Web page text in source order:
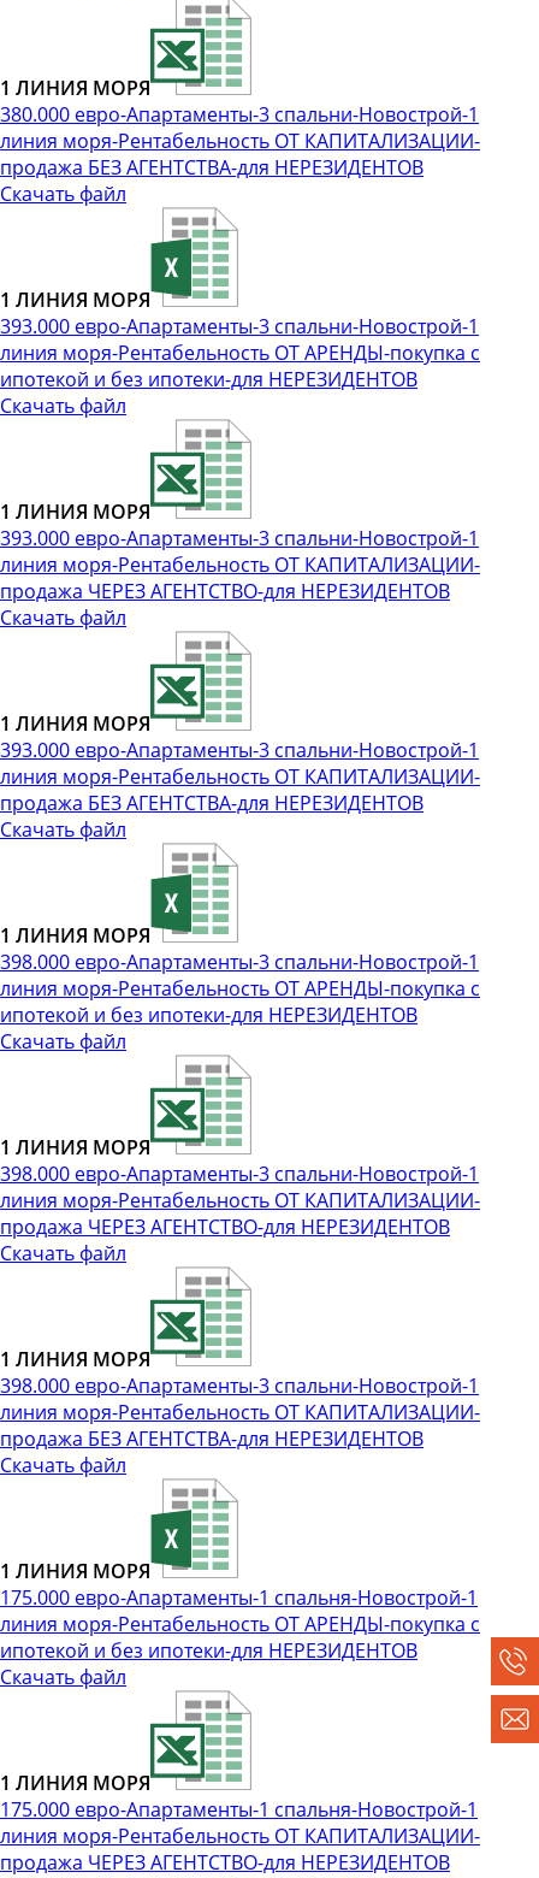
1 ЛИНИЯ МОРЯ
380.000 евро-Апартаменты-3 спальни-Новострой-1
линия моря-Рентабельность ОТ КАПИТАЛИЗАЦИИ-
продажа БЕЗ АГЕНТСТВА-для НЕРЕЗИДЕНТОВ
Скачать файл
1 ЛИНИЯ МОРЯ
393.000 евро-Апартаменты-3 спальни-Новострой-1
линия моря-Рентабельность ОТ АРЕНДЫ-покупка с
ипотекой и без ипотеки-для НЕРЕЗИДЕНТОВ
Скачать файл
1 ЛИНИЯ МОРЯ
393.000 евро-Апартаменты-3 спальни-Новострой-1
линия моря-Рентабельность ОТ КАПИТАЛИЗАЦИИ-
продажа ЧЕРЕЗ АГЕНТСТВО-для НЕРЕЗИДЕНТОВ
Скачать файл
1 ЛИНИЯ МОРЯ
393.000 евро-Апартаменты-3 спальни-Новострой-1
линия моря-Рентабельность ОТ КАПИТАЛИЗАЦИИ-
продажа БЕЗ АГЕНТСТВА-для НЕРЕЗИДЕНТОВ
Скачать файл
1 ЛИНИЯ МОРЯ
398.000 евро-Апартаменты-3 спальни-Новострой-1
линия моря-Рентабельность ОТ АРЕНДЫ-покупка с
ипотекой и без ипотеки-для НЕРЕЗИДЕНТОВ
Скачать файл
1 ЛИНИЯ МОРЯ
398.000 евро-Апартаменты-3 спальни-Новострой-1
линия моря-Рентабельность ОТ КАПИТАЛИЗАЦИИ-
продажа ЧЕРЕЗ АГЕНТСТВО-для НЕРЕЗИДЕНТОВ
Скачать файл
1 ЛИНИЯ МОРЯ
398.000 евро-Апартаменты-3 спальни-Новострой-1
линия моря-Рентабельность ОТ КАПИТАЛИЗАЦИИ-
продажа БЕЗ АГЕНТСТВА-для НЕРЕЗИДЕНТОВ
Скачать файл
1 ЛИНИЯ МОРЯ
175.000 евро-Апартаменты-1 спальня-Новострой-1
линия моря-Рентабельность ОТ АРЕНДЫ-покупка с
ипотекой и без ипотеки-для НЕРЕЗИДЕНТОВ
Скачать файл
1 ЛИНИЯ МОРЯ
175.000 евро-Апартаменты-1 спальня-Новострой-1
линия моря-Рентабельность ОТ КАПИТАЛИЗАЦИИ-
продажа ЧЕРЕЗ АГЕНТСТВО-для НЕРЕЗИДЕНТОВ